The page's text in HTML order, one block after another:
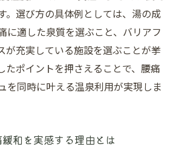
する腰痛改善のコツ
泉質の見極め方と選択ポイント
知るべき温泉泉質の基礎知識
目の泉質ごとの腰痛ケア効果
。選び方の具体例としては、湯の成
に適した泉質を選ぶこと、バリアフ
が充実している施設を選ぶことが挙
たポイントを押さえることで、腰痛
を同時に叶える温泉利用が実現しま
和を実感する理由とは